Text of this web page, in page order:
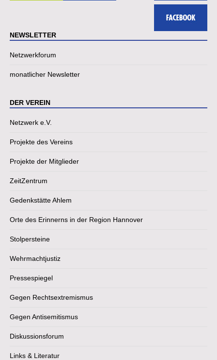
NEWSLETTER
Netzwerkforum
monatlicher Newsletter
DER VEREIN
Netzwerk e.V.
Projekte des Vereins
Projekte der Mitglieder
ZeitZentrum
Gedenkstätte Ahlem
Orte des Erinnerns in der Region Hannover
Stolpersteine
Wehrmachtjustiz
Pressespiegel
Gegen Rechtsextremismus
Gegen Antisemitismus
Diskussionsforum
Links & Literatur